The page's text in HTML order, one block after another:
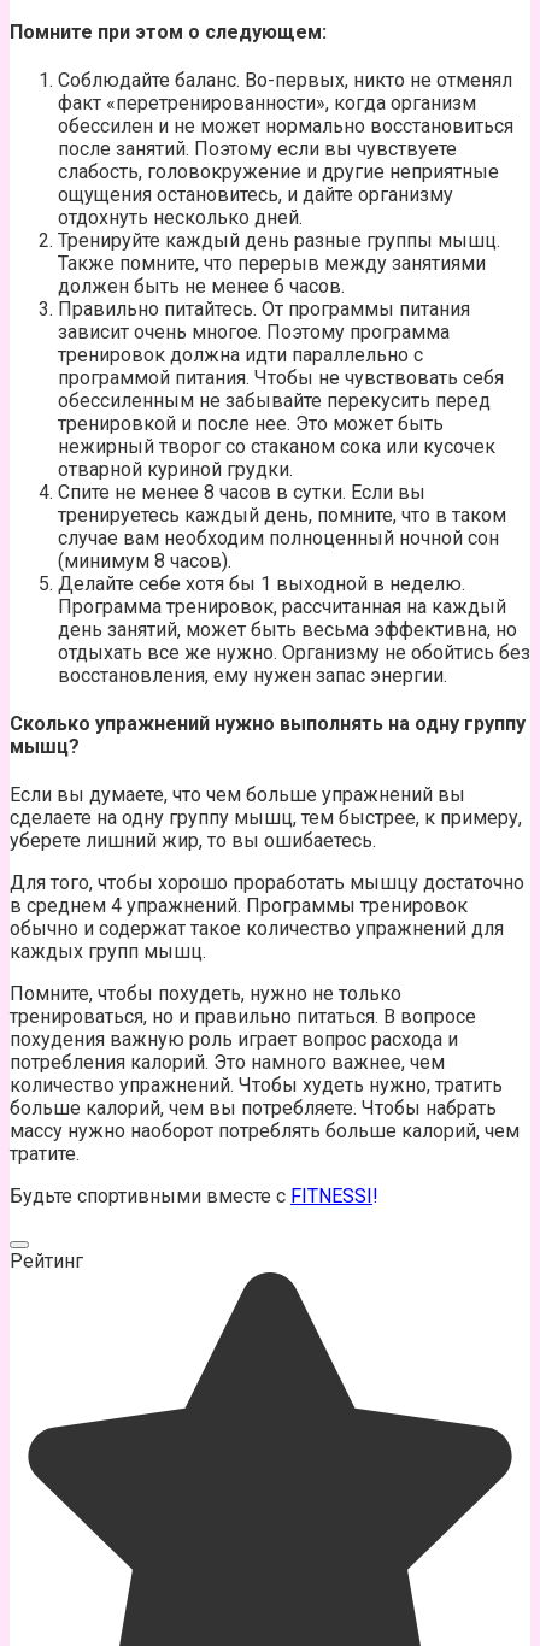
Помните при этом о следующем:
Соблюдайте баланс. Во-первых, никто не отменял
факт «перетренированности», когда организм
обессилен и не может нормально восстановиться
после занятий. Поэтому если вы чувствуете
слабость, головокружение и другие неприятные
ощущения остановитесь, и дайте организму
отдохнуть несколько дней.
Тренируйте каждый день разные группы мышц.
Также помните, что перерыв между занятиями
должен быть не менее 6 часов.
Правильно питайтесь. От программы питания
зависит очень многое. Поэтому программа
тренировок должна идти параллельно с
программой питания. Чтобы не чувствовать себя
обессиленным не забывайте перекусить перед
тренировкой и после нее. Это может быть
нежирный творог со стаканом сока или кусочек
отварной куриной грудки.
Спите не менее 8 часов в сутки. Если вы
тренируетесь каждый день, помните, что в таком
случае вам необходим полноценный ночной сон
(минимум 8 часов).
Делайте себе хотя бы 1 выходной в неделю.
Программа тренировок, рассчитанная на каждый
день занятий, может быть весьма эффективна, но
отдыхать все же нужно. Организму не обойтись без
восстановления, ему нужен запас энергии.
Сколько упражнений нужно выполнять на одну группу
мышц?
Если вы думаете, что чем больше упражнений вы
сделаете на одну группу мышц, тем быстрее, к примеру,
уберете лишний жир, то вы ошибаетесь.
Для того, чтобы хорошо проработать мышцу достаточно
в среднем 4 упражнений. Программы тренировок
обычно и содержат такое количество упражнений для
каждых групп мышц.
Помните, чтобы похудеть, нужно не только
тренироваться, но и правильно питаться. В вопросе
похудения важную роль играет вопрос расхода и
потребления калорий. Это намного важнее, чем
количество упражнений. Чтобы худеть нужно, тратить
больше калорий, чем вы потребляете. Чтобы набрать
массу нужно наоборот потреблять больше калорий, чем
тратите.
Будьте спортивными вместе с FITNESSI !
Рейтинг